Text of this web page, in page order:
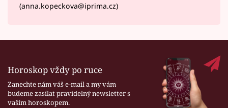
(anna.kopeckova@iprima.cz)
Horoskop vždy po ruce
Zanechte nám váš e-mail a my vám
budeme zasílat pravidelný newsletter s
vaším horoskopem.